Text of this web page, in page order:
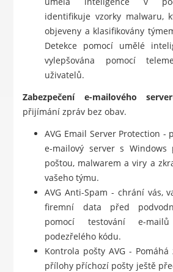
identifikuje vzorky malwaru,
objeveny a klasifikovány
Detekce pomocí umělé
vylepšována pomocí
uživatelů.
Zabezpečení e-mailového
přijímání zpráv bez obav.
AVG Email Server Protection -
e-mailový server s Windows
poštou, malwarem a viry a
vašeho týmu.
AVG Anti-Spam - chrání vás,
firemní data před
pomocí testování e-
podezřelého kódu.
Kontrola pošty AVG -
přílohy příchozí pošty ještě